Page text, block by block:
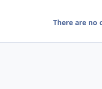
There are no